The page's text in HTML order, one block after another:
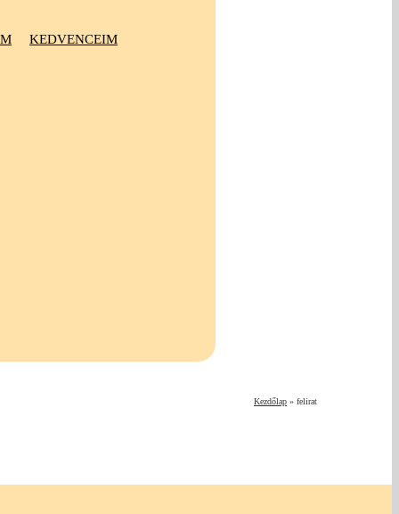
KEDVENCEIM
Kezdőlap » felirat